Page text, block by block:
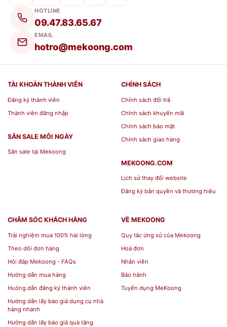
HOTLINE
09.47.83.65.67
EMAIL
hotro@mekoong.com
TÀI KHOÀN THÀNH VIÊN
Đăng ký thành viên
Thành viên đăng nhập
SĂN SALE MỖI NGÀY
Săn sale tại Mekoong
CHÍNH SÁCH
Chính sách đổi trả
Chính sách khuyến mãi
Chính sách bảo mật
Chính sách giao hàng
MEKOONG.COM
Lịch sử thay đổi website
Đăng ký bản quyền và thương hiệu
CHĂM SÓC KHÁCH HÀNG
Trải nghiệm mua 100% hài lòng
Theo dõi đơn hàng
Hỏi đáp Mekoong - FAQs
Hướng dẫn mua hàng
Huóng dẫn đăng ký thành viên
Hướng dẫn lấy báo giá dụng cụ nhà
hàng nhanh
Hướng dẫn lấy báo giá quà tặng
VỀ MEKOONG
Quy tắc ứng xử của Mekoong
Hoá đơn
Nhân viên
Bảo hành
Tuyển dụng MeKoong